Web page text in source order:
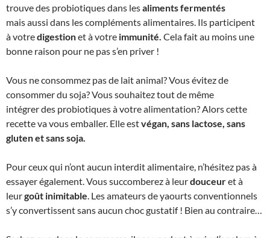
trouve des probiotiques dans lesaliments fermentés
maisaussi dans les compléments alimentaires. Ils participent
à votredigestionet à votre immunité. Cela fait au moins une
bonne raison pour ne pas s’en priver !
Vous ne consommez pas de lait animal? Vous évitez de
consommer du soja? Vous souhaitez tout de même
intégrer des probiotiques à votre alimentation? Alors cette
recette va vous emballer. Elle estvégan, sans lactose, sans
gluten et sans soja.
Pour ceux qui n’ont aucun interdit alimentaire, n’hésitez pas à
essayer également. Vous succomberez à leurdouceuret à
leurgoût inimitable. Les amateurs de yaourts conventionnels
s’y convertissent sans aucun choc gustatif ! Bien au contraire…